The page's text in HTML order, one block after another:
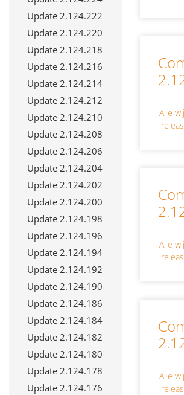
Alle
Alle
Alle
Update 2.124.222
Update 2.124.220
Update 2.124.218
Update 2.124.216
Update 2.124.214
Update 2.124.212
Update 2.124.210
Update 2.124.208
Update 2.124.206
Update 2.124.204
Update 2.124.202
Update 2.124.200
Update 2.124.198
Update 2.124.196
Update 2.124.194
Update 2.124.192
Update 2.124.190
Update 2.124.186
Update 2.124.184
Update 2.124.182
Update 2.124.180
Update 2.124.178
Update 2.124.176